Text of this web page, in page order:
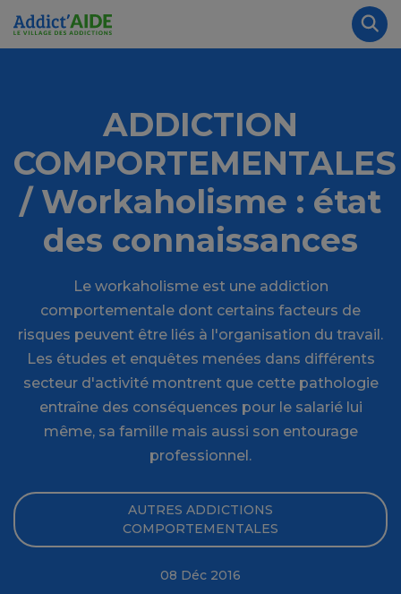
Aller au contenu principal
ADDICTION
COMPORTEMENTALES
/ Workaholisme : état
des connaissances
Le workaholisme est une addiction
comportementale dont certains facteurs de
risques peuvent être liés à l'organisation du travail.
Les études et enquêtes menées dans différents
secteur d'activité montrent que cette pathologie
entraîne des conséquences pour le salarié lui
même, sa famille mais aussi son entourage
professionnel.
AUTRES ADDICTIONS
COMPORTEMENTALES
08 Déc 2016
Panneau de gestion des cookies